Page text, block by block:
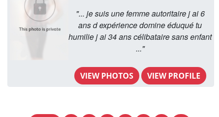
"... je suis une femme autoritaire j ai 6
ans d expérience domine éduqué tu
humilie j ai 34 ans célibataire sans enfant
..."
VIEW PHOTOS VIEW PROFILE